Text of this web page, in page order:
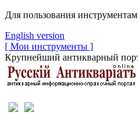
Для пользования
English version
[ Мои инструменты ]
Крупнейший антикварный